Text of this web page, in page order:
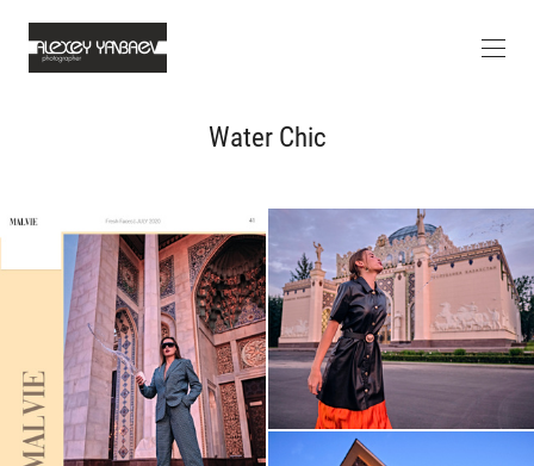
Water Chic